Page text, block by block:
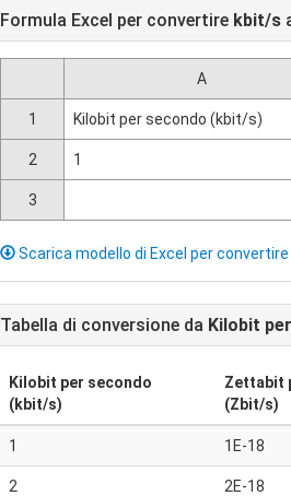
Formula Excel per convertire kbit/s
A
1 Kilobit per secondo (kbit/s)
2 1
3
Scarica modello di Excel per convertire
Tabella di conversione da Kilobit
Kilobit per secondo
(kbit/s)
Zettabit
(Zbit/s)
1 1E-18
2 2E-18